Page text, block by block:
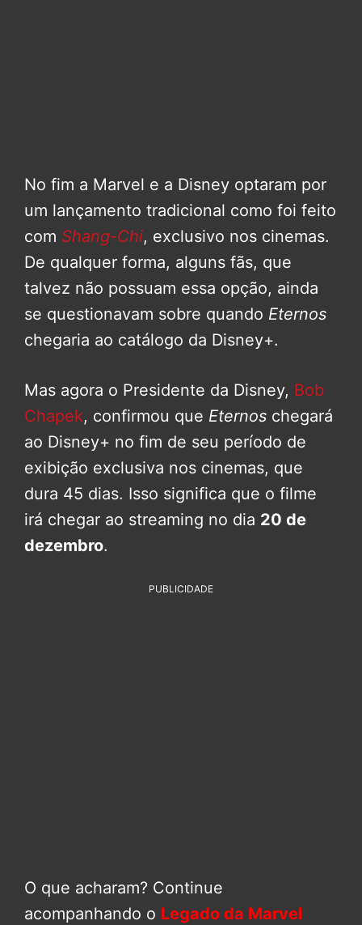
No fim a Marvel e a Disney optaram por
um lançamento tradicional como foi feito
com Shang-Chi, exclusivo nos cinemas.
De qualquer forma, alguns fãs, que
talvez não possuam essa opção, ainda
se questionavam sobre quando Eternos
chegaria ao catálogo da Disney+.
Mas agora o Presidente da Disney, Bob
Chapek, confirmou que Eternos chegará
ao Disney+ no fim de seu período de
exibição exclusiva nos cinemas, que
dura 45 dias. Isso significa que o filme
irá chegar ao streaming no dia 20 de
dezembro.
PUBLICIDADE
O que acharam? Continue
acompanhando o Legado da Marvel